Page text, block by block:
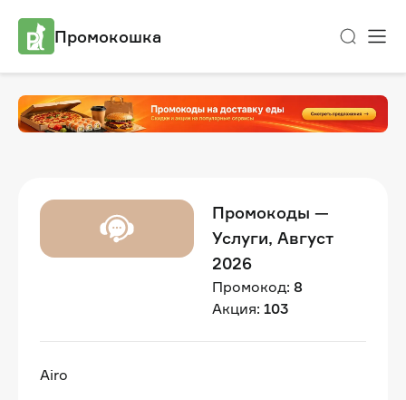
Промокошка
Промокоды —
Услуги, Август
2026
Промокод: 8
Акция: 103
Airo